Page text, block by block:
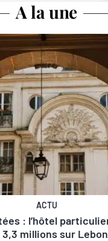
A la une
ACTU
: l’hôtel
3,3 millions sur